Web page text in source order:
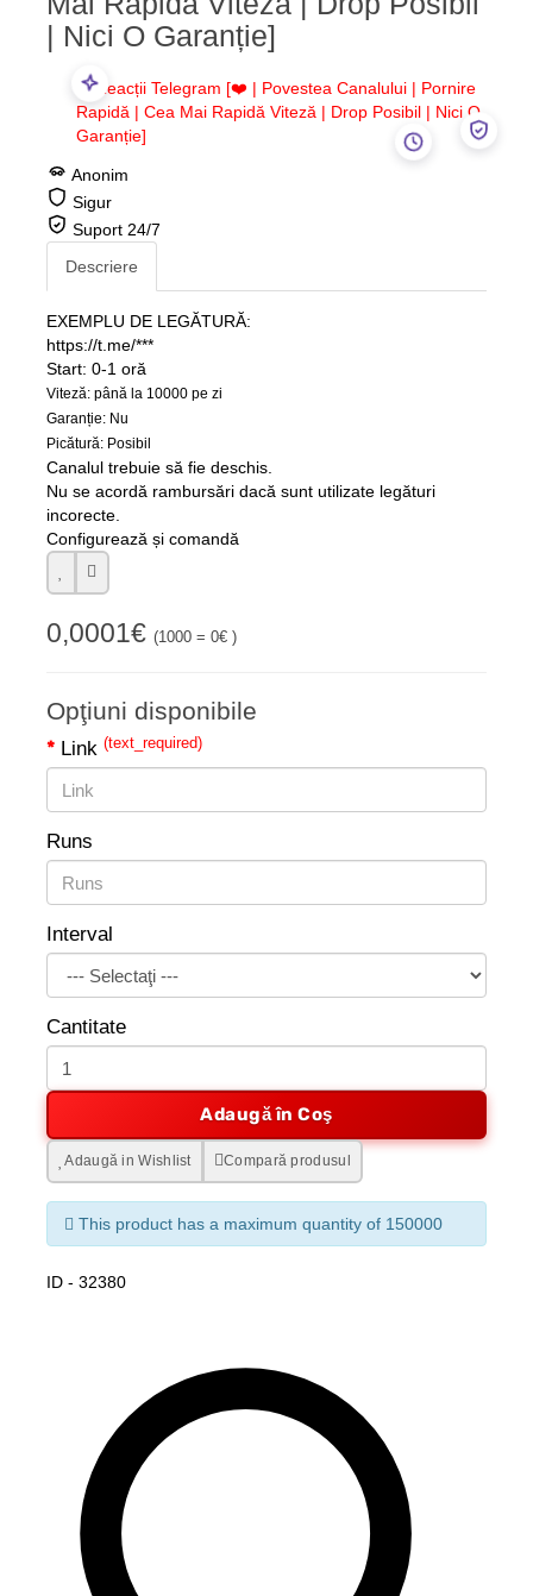
| Nici O Garanție]
Anonim
Sigur
Suport 24/7
Descriere
EXEMPLU DE LEGĂTURĂ:
https://t.me/***
Start: 0-1 oră
Viteză: până la 10000 pe zi
Garanție: Nu
Picătură: Posibil
Canalul trebuie să fie deschis.
Nu se acordă rambursări dacă sunt utilizate legături
incorecte.
Configurează și comandă
0,0001€ (1000 = 0€ )
Opţiuni disponibile
Link (text_required)
Runs
Interval
Cantitate
Adaugă în Coş
Adaugă in Wishlist Compară produsul
This product has a maximum quantity of 150000
ID - 32380